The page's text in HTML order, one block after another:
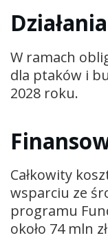
W ramach
dla ptaków i
2028 roku.
Całkowity
wsparciu ze
programu
około 74 mln